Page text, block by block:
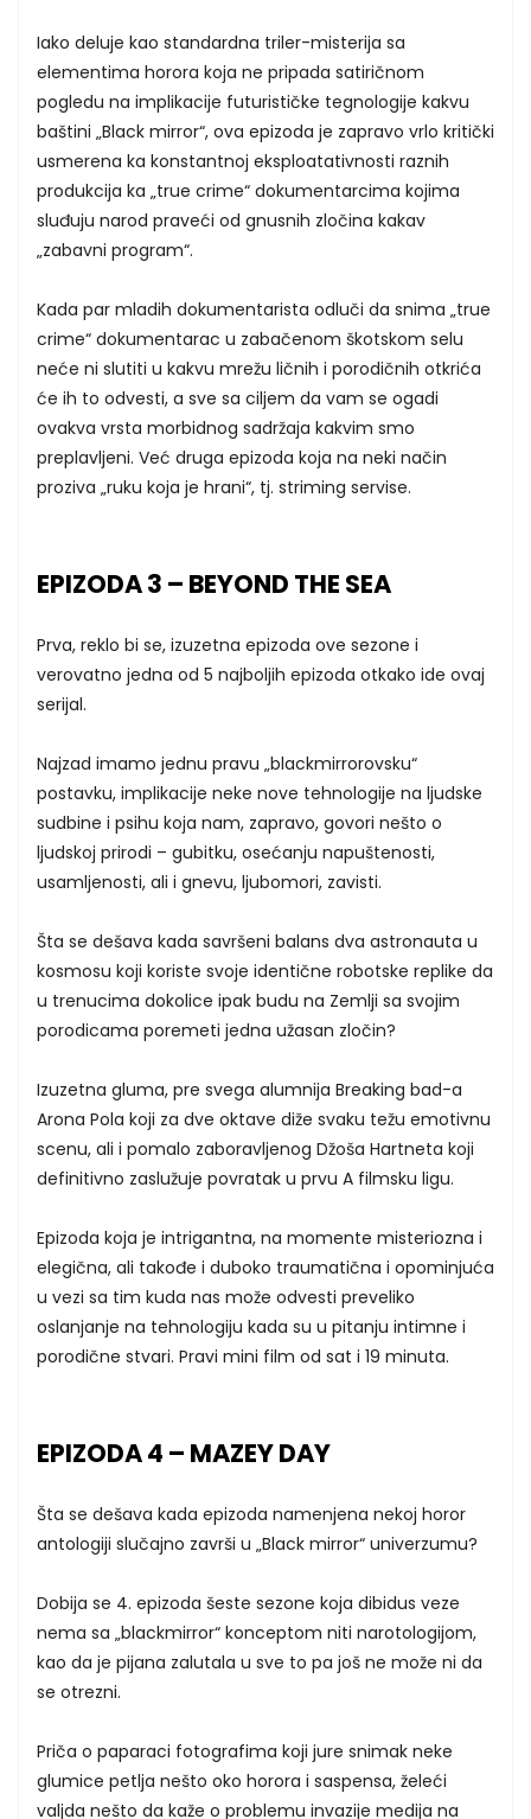
Iako deluje kao standardna triler-misterija sa
elementima horora koja ne pripada satiričnom
pogledu na implikacije futurističke tegnologije kakvu
baštini „Black mirror“, ova epizoda je zapravo vrlo kritički
usmerena ka konstantnoj eksploatativnosti raznih
produkcija ka „true crime“ dokumentarcima kojima
sluđuju narod praveći od gnusnih zločina kakav
„zabavni program“.
Kada par mladih dokumentarista odluči da snima „true
crime“ dokumentarac u zabačenom škotskom selu
neće ni slutiti u kakvu mrežu ličnih i porodičnih otkrića
će ih to odvesti, a sve sa ciljem da vam se ogadi
ovakva vrsta morbidnog sadržaja kakvim smo
preplavljeni. Već druga epizoda koja na neki način
proziva „ruku koja je hrani“, tj. striming servise.
EPIZODA 3 – BEYOND THE SEA
Prva, reklo bi se, izuzetna epizoda ove sezone i
verovatno jedna od 5 najboljih epizoda otkako ide ovaj
serijal.
Najzad imamo jednu pravu „blackmirrorovsku“
postavku, implikacije neke nove tehnologije na ljudske
sudbine i psihu koja nam, zapravo, govori nešto o
ljudskoj prirodi – gubitku, osećanju napuštenosti,
usamljenosti, ali i gnevu, ljubomori, zavisti.
Šta se dešava kada savršeni balans dva astronauta u
kosmosu koji koriste svoje identične robotske replike da
u trenucima dokolice ipak budu na Zemlji sa svojim
porodicama poremeti jedna užasan zločin?
Izuzetna gluma, pre svega alumnija Breaking bad-a
Arona Pola koji za dve oktave diže svaku težu emotivnu
scenu, ali i pomalo zaboravljenog Džoša Hartneta koji
definitivno zaslužuje povratak u prvu A filmsku ligu.
Epizoda koja je intrigantna, na momente misteriozna i
elegična, ali takođe i duboko traumatična i opominjuća
u vezi sa tim kuda nas može odvesti preveliko
oslanjanje na tehnologiju kada su u pitanju intimne i
porodične stvari. Pravi mini film od sat i 19 minuta.
EPIZODA 4 – MAZEY DAY
Šta se dešava kada epizoda namenjena nekoj horor
antologiji slučajno završi u „Black mirror“ univerzumu?
Dobija se 4. epizoda šeste sezone koja dibidus veze
nema sa „blackmirror“ konceptom niti narotologijom,
kao da je pijana zalutala u sve to pa još ne može ni da
se otrezni.
Priča o paparaci fotografima koji jure snimak neke
glumice petlja nešto oko horora i saspensa, želeći
valjda nešto da kaže o problemu invazije medija na